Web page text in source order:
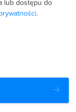
kilkanaście
kilka
mi się
lub dostępu do
.